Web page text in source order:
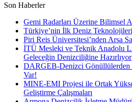
Son Haberler
Gemi Radarları Üzerine Bilimsel
Türkiye’nin İlk Deniz
Piri Reis Üniversitesi’nden Arsa
İTÜ Mesleki ve Teknik Anadolu
Geleceğin Denizciliğine Hazırlıyor
DARGEB-Denizci Gönüllülerden
Var!
MINE-EMI Projesi ile Ortak
Geliştirme Çalışmaları